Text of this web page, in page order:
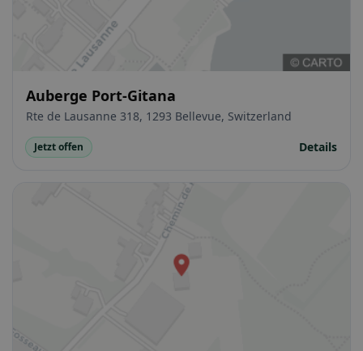
Auberge Port-Gitana
Rte de Lausanne 318, 1293 Bellevue, Switzerland
Jetzt offen Details